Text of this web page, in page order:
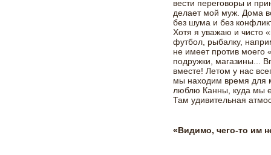
вести переговоры и
делает мой муж. Дома
без шума и без
Хотя я уважаю и чисто
футбол, рыбалку,
не имеет против моего
подружки, магазины...
вместе! Летом у нас
мы находим время для
люблю Канны, куда мы
Там удивительная
«Видимо, чего-то им